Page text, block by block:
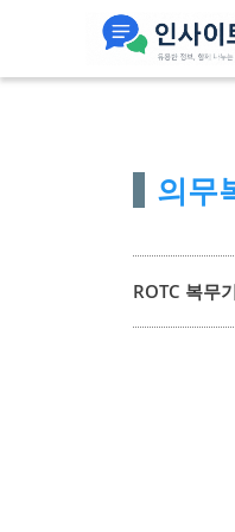
의무
ROTC 복무